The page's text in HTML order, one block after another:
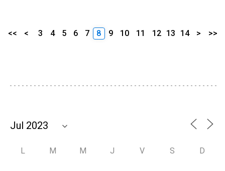
<< < 3 4 5 6 7 8 9 10 11 12 13 14 > >>
L M M J V S D